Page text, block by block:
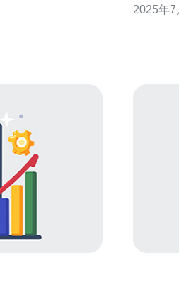
题，影响网站的稳
2025年7